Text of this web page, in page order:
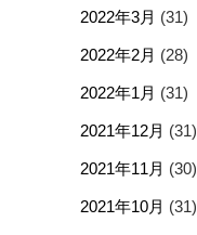
2022年3月 (31)
2022年2月 (28)
2022年1月 (31)
2021年12月 (31)
2021年11月 (30)
2021年10月 (31)